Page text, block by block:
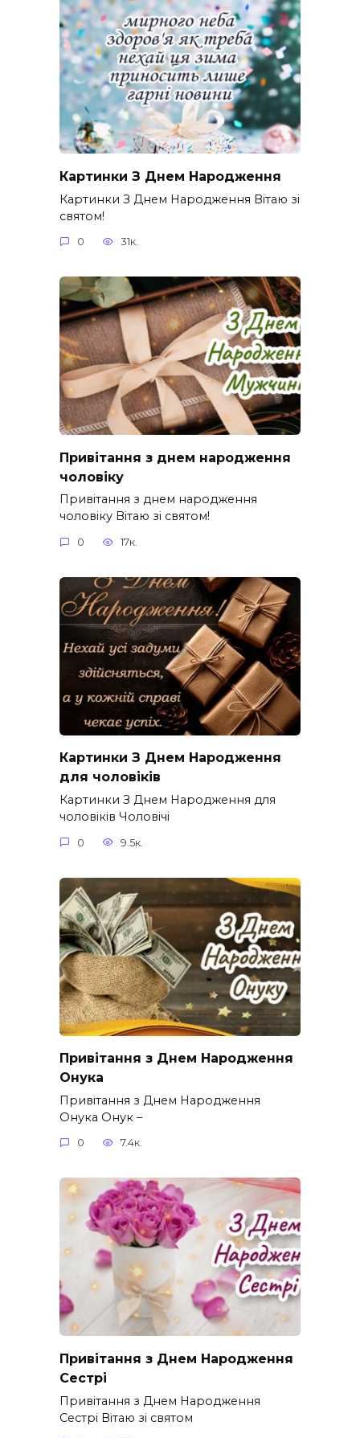
Картинки З Днем Народження
Картинки З Днем Народження Вітаю зі
святом!
0 31к.
Привітання з днем народження
чоловіку
Привітання з днем народження
чоловіку Вітаю зі святом!
0 17к.
Картинки З Днем Народження
для чоловіків​
Картинки З Днем Народження для
чоловіків​ Чоловічі
0 9.5к.
Привітання з Днем Народження
Онука
Привітання з Днем Народження
Онука Онук –
0 7.4к.
Привітання з Днем Народження
Сестрі
Привітання з Днем Народження
Сестрі Вітаю зі святом